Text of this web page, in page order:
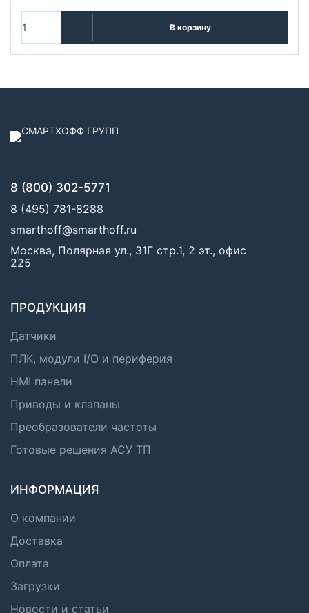
В корзину
8 (800) 302-5771
8 (495) 781-8288
smarthoff@smarthoff.ru
Москва, Полярная ул., 31Г стр.1, 2 эт., офис
225
ПРОДУКЦИЯ
Датчики
ПЛК, модули I/O и периферия
HMI панели
Приводы и клапаны
Преобразователи частоты
Готовые решения АСУ ТП
ИНФОРМАЦИЯ
О компании
Доставка
Оплата
Загрузки
Новости и статьи